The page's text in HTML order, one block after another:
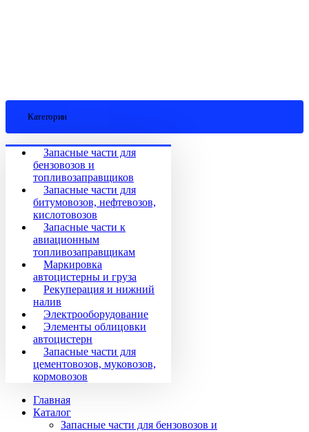
Категории
Запасные части для
бензовозов и
топливозаправщиков
Запасные части для
битумовозов, нефтевозов,
кислотовозов
Запасные части к
авиационным
топливозаправщикам
Маркировка
автоцистерны и груза
Рекуперация и нижний
налив
Электрооборудование
Элементы облицовки
автоцистерн
Запасные части для
цементовозов, муковозов,
кормовозов
Главная
Каталог
Запасные части для бензовозов и